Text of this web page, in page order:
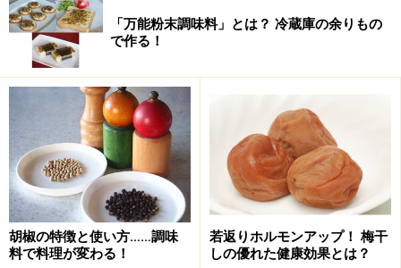
梅干し
梅干しとは、6月くらいに収穫された梅の果実を塩漬け
にした後、土用の晴天の日を選び、風通しのよいザルな
どに並べ、三日三晩干し、梅を塩漬けにした時にしみ出
てくる液体（梅酢）につけて果肉を柔らかくした物の事
を言います。
また、この天日干しの事を「土用干し」と言います。塩
「万能粉末調味料」とは？ 冷蔵庫の余りもの
で作る！
胡椒の特徴と使い方……調味
料で料理が変わる！
若返りホルモンアップ！ 梅干
しの優れた健康効果とは？